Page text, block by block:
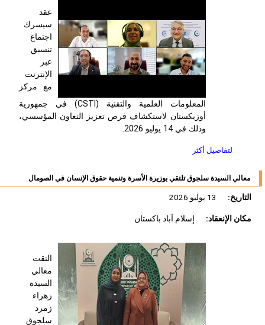
عقد
سيسرك
اجتماع
تنسيق
عبر
الإنترنت
مع مركز
المعلومات العلمية والتقنية (
CSTI) في جمهورية
أوزبكستان لاستكشاف فرص تعزيز التعاون المؤسسي،
وذلك في 14 يوليو 2026.
لتفاصيل أكثر
معالي السيدة سلجوق تلتقي بوزيرة الأسرة وتنمية حقوق الإنسان في الصومال
التاريخ:
مكان الإنعقاد:
إسلام آباد باكستان
التقت
معالي
السيدة
زهراء
زمرد
سلجوق